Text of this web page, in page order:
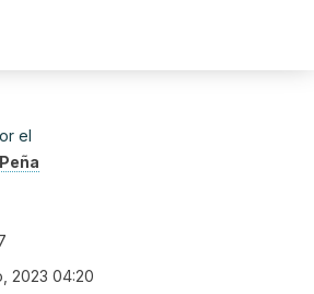
el
2023 04:20